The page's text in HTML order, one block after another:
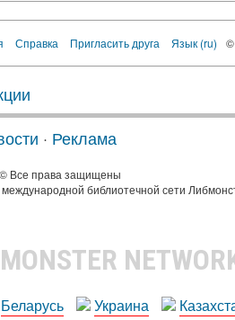
Справка Пригласить друга Язык (ru) ©
· Реклама
© Все права защищены
библиотечной сети
Беларусь Украина